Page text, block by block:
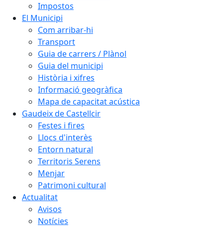
Impostos
El Municipi
Com arribar-hi
Transport
Guia de carrers / Plànol
Guia del municipi
Història i xifres
Informació geogràfica
Mapa de capacitat acústica
Gaudeix de Castellcir
Festes i fires
Llocs d'interès
Entorn natural
Territoris Serens
Menjar
Patrimoni cultural
Actualitat
Avisos
Notícies